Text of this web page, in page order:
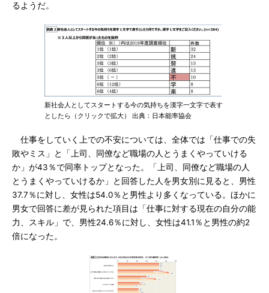
るようだ。
新社会人としてスタートする今の気持ちを漢字一文字で表す
としたら（クリックで拡大） 出典：日本能率協会
仕事をしていく上での不安については、全体では「仕事での失
敗やミス」と「上司、同僚など職場の人とうまくやっていける
か」が43％で同率トップとなった。「上司、同僚など職場の人
とうまくやっていけるか」と回答した人を男女別に見ると、男性
37.7％に対し、女性は54.0％と男性より多くなっている。ほかに
男女で回答に差が見られた項目は「仕事に対する現在の自分の能
力、スキル」で、男性24.6％に対し、女性は41.1％と男性の約2
倍になった。